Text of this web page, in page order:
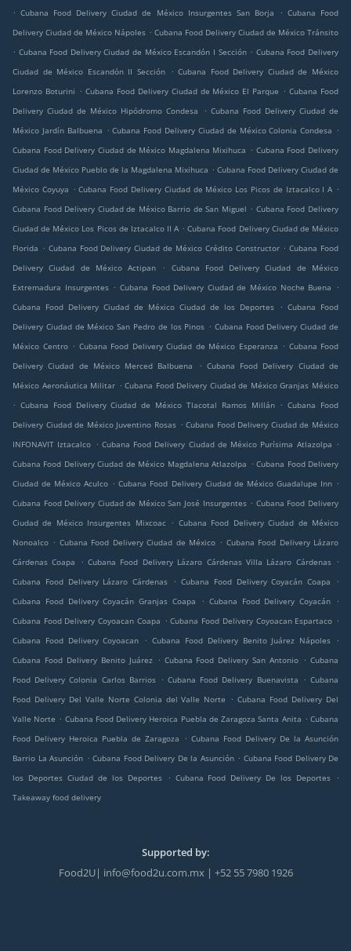
. Cubana Food Delivery Ciudad de México Insurgentes San Borja . Cubana Food
Delivery Ciudad de México Nápoles . Cubana Food Delivery Ciudad de México Tránsito
. Cubana Food Delivery Ciudad de México Escandón I Sección . Cubana Food Delivery
Ciudad de México Escandón II Sección
. Cubana Food Delivery Ciudad de México
Lorenzo Boturini . Cubana Food Delivery Ciudad de México El Parque . Cubana Food
Delivery Ciudad de México Hipódromo Condesa
. Cubana Food Delivery Ciudad de
México Jardín Balbuena . Cubana Food Delivery Ciudad de México Colonia Condesa .
Cubana Food Delivery Ciudad de México Magdalena Mixihuca . Cubana Food Delivery
Ciudad de México Pueblo de la Magdalena Mixihuca . Cubana Food Delivery Ciudad de
México Coyuya . Cubana Food Delivery Ciudad de México Los Picos de Iztacalco I A .
Cubana Food Delivery Ciudad de México Barrio de San Miguel . Cubana Food Delivery
Ciudad de México Los Picos de Iztacalco II A . Cubana Food Delivery Ciudad de México
Florida . Cubana Food Delivery Ciudad de México Crédito Constructor . Cubana Food
Delivery Ciudad de México Actipan
.
Cubana Food Delivery Ciudad de México
Extremadura Insurgentes . Cubana Food Delivery Ciudad de México Noche Buena
.
Cubana Food Delivery Ciudad de México Ciudad de los Deportes
. Cubana Food
Delivery Ciudad de México San Pedro de los Pinos . Cubana Food Delivery Ciudad de
México Centro . Cubana Food Delivery Ciudad de México Esperanza . Cubana Food
Delivery Ciudad de México Merced Balbuena
. Cubana Food Delivery Ciudad de
México Aeronáutica Militar . Cubana Food Delivery Ciudad de México Granjas México
. Cubana Food Delivery Ciudad de México Tlacotal Ramos Millán . Cubana Food
Delivery Ciudad de México Juventino Rosas . Cubana Food Delivery Ciudad de México
INFONAVIT Iztacalco . Cubana Food Delivery Ciudad de México Purísima Atlazolpa .
Cubana Food Delivery Ciudad de México Magdalena Atlazolpa . Cubana Food Delivery
Ciudad de México Aculco . Cubana Food Delivery Ciudad de México Guadalupe Inn .
Cubana Food Delivery Ciudad de México San José Insurgentes . Cubana Food Delivery
Ciudad de México Insurgentes Mixcoac . Cubana Food Delivery Ciudad de México
Nonoalco . Cubana Food Delivery Ciudad de México . Cubana Food Delivery Lázaro
Cárdenas Coapa
. Cubana Food Delivery Lázaro Cárdenas Villa Lázaro Cárdenas .
Cubana Food Delivery Lázaro Cárdenas
. Cubana Food Delivery Coyacán Coapa
.
Cubana Food Delivery Coyacán Granjas Coapa
. Cubana Food Delivery Coyacán
.
Cubana Food Delivery Coyoacan Coapa . Cubana Food Delivery Coyoacan Espartaco .
Cubana Food Delivery Coyoacan
. Cubana Food Delivery Benito Juárez Nápoles
.
Cubana Food Delivery Benito Juárez . Cubana Food Delivery San Antonio . Cubana
Food Delivery Colonia Carlos Barrios . Cubana Food Delivery Buenavista . Cubana
Food Delivery Del Valle Norte Colonia del Valle Norte
. Cubana Food Delivery Del
Valle Norte . Cubana Food Delivery Heroica Puebla de Zaragoza Santa Anita . Cubana
Food Delivery Heroica Puebla de Zaragoza
. Cubana Food Delivery De la Asunción
Barrio La Asunción . Cubana Food Delivery De la Asunción . Cubana Food Delivery De
los Deportes Ciudad de los Deportes
. Cubana Food Delivery De los Deportes
.
Takeaway food delivery
Supported by:
Food2U| info@food2u.com.mx | +52 55 7980 1926